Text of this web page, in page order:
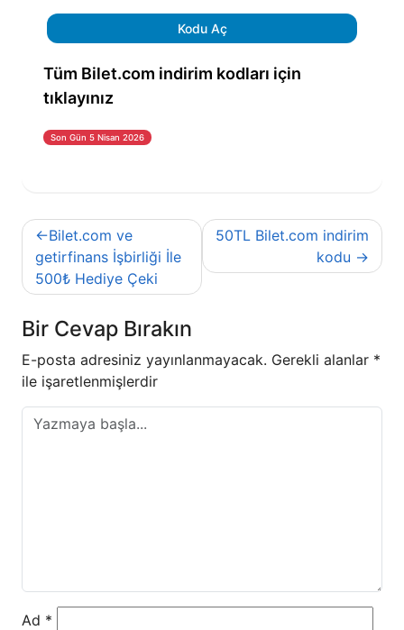
Kodu Aç
Tüm Bilet.com indirim kodları için
tıklayınız
Son Gün 5 Nisan 2026
Yazı
gezinmesi
Bilet.com ve
getirfinans İşbirliği İle
500₺ Hediye Çeki
50TL Bilet.com indirim
kodu
Bir Cevap Bırakın
E-posta adresiniz yayınlanmayacak. Gerekli alanlar *
ile işaretlenmişlerdir
Ad *